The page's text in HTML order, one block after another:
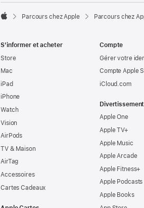

Parcours chez Apple Parcours chez
S’informer et acheter
Store
Mac
iPad
iPhone
Watch
Vision
AirPods
TV & Maison
AirTag
Accessoires
Cartes Cadeaux
Compte
Gérer votre
Compte Apple
iCloud.com
Apple One
Apple TV+
Apple Music
Apple Arcade
Apple Fitness+
Apple Podcasts
Apple Books